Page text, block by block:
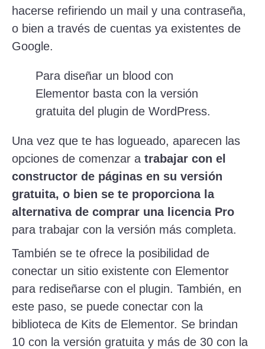
hacerse refiriendo un mail y una contraseña,
o bien a través de cuentas ya existentes de
Google.
Para diseñar un blood con
Elementor basta con la versión
gratuita del plugin de WordPress.
Una vez que te has logueado, aparecen las
opciones de comenzar a trabajar con el
constructor de páginas en su versión
gratuita, o bien se te proporciona la
alternativa de comprar una licencia Pro
para trabajar con la versión más completa.
También se te ofrece la posibilidad de
conectar un sitio existente con Elementor
para rediseñarse con el plugin. También, en
este paso, se puede conectar con la
biblioteca de Kits de Elementor. Se brindan
10 con la versión gratuita y más de 30 con la